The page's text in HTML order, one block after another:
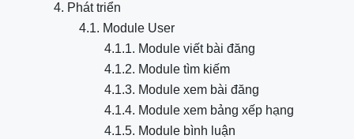
4. Phát triển
4.1. Module User
4.1.1. Module viết bài đăng
4.1.2. Module tìm kiếm
4.1.3. Module xem bài đăng
4.1.4. Module xem bảng xếp hạng
4.1.5. Module bình luận